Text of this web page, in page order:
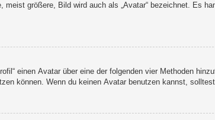
meist größere, Bild wird auch als „Avatar“ bezeichnet. Es
einen Avatar über eine der folgenden vier Methoden
können. Wenn du keinen Avatar benutzen kannst,